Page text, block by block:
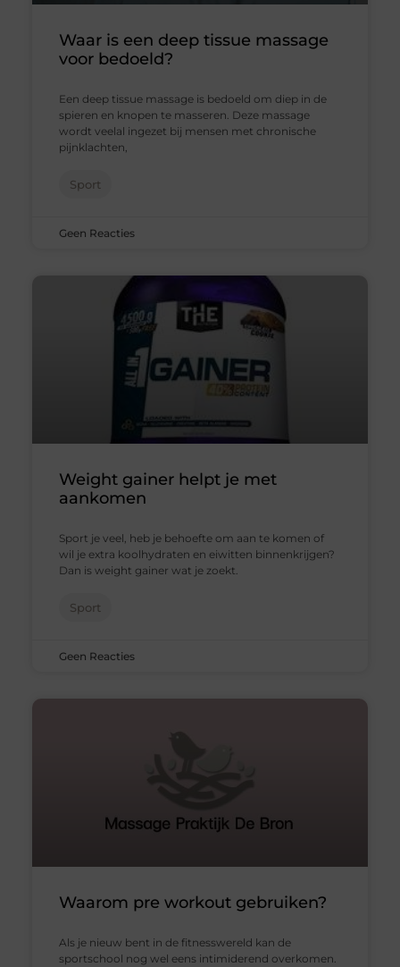
Waar is een deep tissue massage
voor bedoeld?
Een deep tissue massage is bedoeld om diep in de
spieren en knopen te masseren. Deze massage
wordt veelal ingezet bij mensen met chronische
pijnklachten,
Sport
Geen Reacties
Weight gainer helpt je met
aankomen
Sport je veel, heb je behoefte om aan te komen of
wil je extra koolhydraten en eiwitten binnenkrijgen?
Dan is weight gainer wat je zoekt.
Sport
Geen Reacties
Waarom pre workout gebruiken?
Als je nieuw bent in de fitnesswereld kan de
sportschool nog wel eens intimiderend overkomen.